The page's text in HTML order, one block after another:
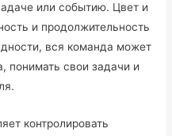
или событию. Цвет и
и продолжительность
вся команда может
понимать свои задачи и
контролировать